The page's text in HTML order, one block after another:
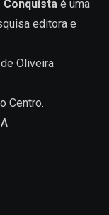
Conquista é uma
editora e
Oliveira
Centro.